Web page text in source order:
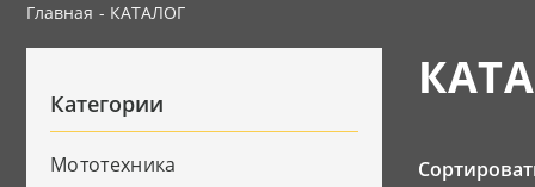
Велотехника
Аксессуары
Защитная
Главная - КАТАЛОГ
Категории
Мототехника